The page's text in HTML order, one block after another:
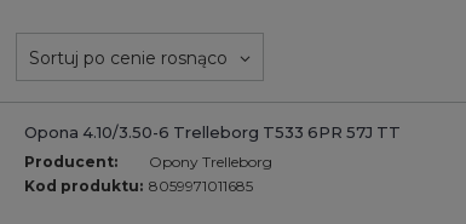
Sortuj po cenie rosnąco
Opona 4.10/3.50-6 Trelleborg T533 6PR 57J TT
Producent:
Opony Trelleborg
Kod produktu: 8059971011685